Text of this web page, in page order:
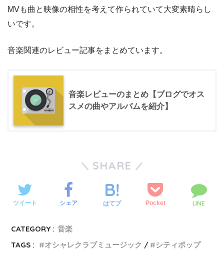
MVも曲と映像の相性を考えて作られていて大変素晴らし
いです。
音楽関連のレビュー記事をまとめています。
音楽レビューのまとめ【ブログでオス
スメの曲やアルバムを紹介】
SHARE
ツイート シェア はてブ Pocket LINE
CATEGORY : 音楽
TAGS :
オシャレクラブミュージック シティポップ